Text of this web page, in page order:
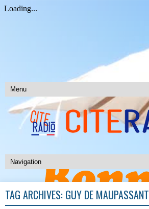
TAG ARCHIVES: GUY DE MAUPASSANT